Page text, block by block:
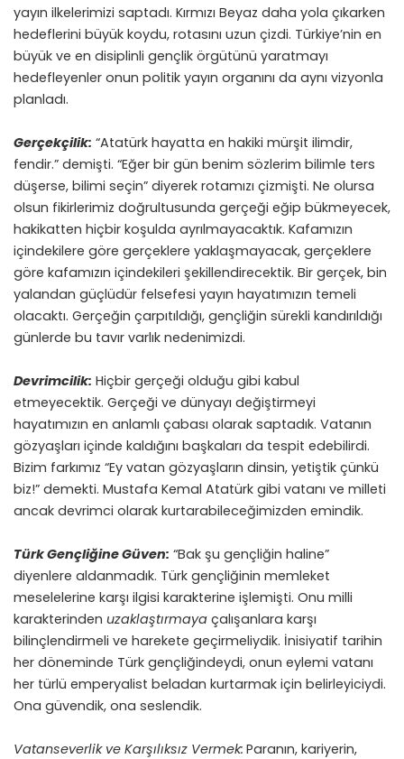
yayın ilkelerimizi saptadı. Kırmızı Beyaz daha yola çıkarken
hedeflerini büyük koydu, rotasını uzun çizdi. Türkiye’nin en
büyük ve en disiplinli gençlik örgütünü yaratmayı
hedefleyenler onun politik yayın organını da aynı vizyonla
planladı.
Gerçekçilik: “Atatürk hayatta en hakiki mürşit ilimdir,
fendir.” demişti. “Eğer bir gün benim sözlerim bilimle ters
düşerse, bilimi seçin” diyerek rotamızı çizmişti. Ne olursa
olsun fikirlerimiz doğrultusunda gerçeği eğip bükmeyecek,
hakikatten hiçbir koşulda ayrılmayacaktık. Kafamızın
içindekilere göre gerçeklere yaklaşmayacak, gerçeklere
göre kafamızın içindekileri şekillendirecektik. Bir gerçek, bin
yalandan güçlüdür felsefesi yayın hayatımızın temeli
olacaktı. Gerçeğin çarpıtıldığı, gençliğin sürekli kandırıldığı
günlerde bu tavır varlık nedenimizdi.
Devrimcilik: Hiçbir gerçeği olduğu gibi kabul
etmeyecektik. Gerçeği ve dünyayı değiştirmeyi
hayatımızın en anlamlı çabası olarak saptadık. Vatanın
gözyaşları içinde kaldığını başkaları da tespit edebilirdi.
Bizim farkımız “Ey vatan gözyaşların dinsin, yetiştik çünkü
biz!” demekti. Mustafa Kemal Atatürk gibi vatanı ve milleti
ancak devrimci olarak kurtarabileceğimizden emindik.
Türk Gençliğine Güven: “Bak şu gençliğin haline”
diyenlere aldanmadık. Türk gençliğinin memleket
meselelerine karşı ilgisi karakterine işlemişti. Onu milli
karakterinden uzaklaştırmaya çalışanlara karşı
bilinçlendirmeli ve harekete geçirmeliydik. İnisiyatif tarihin
her döneminde Türk gençliğindeydi, onun eylemi vatanı
her türlü emperyalist beladan kurtarmak için belirleyiciydi.
Ona güvendik, ona seslendik.
Vatanseverlik ve Karşılıksız Vermek: Paranın, kariyerin,